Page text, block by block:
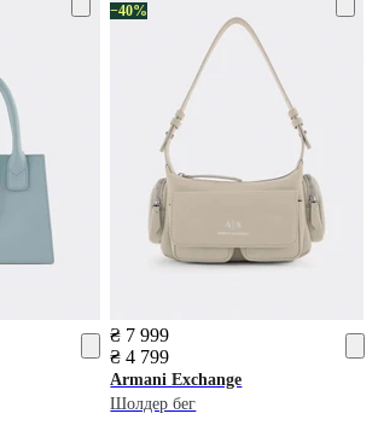
−40%
₴ 7 999
₴ 4 799
Armani Exchange
Шолдер бег